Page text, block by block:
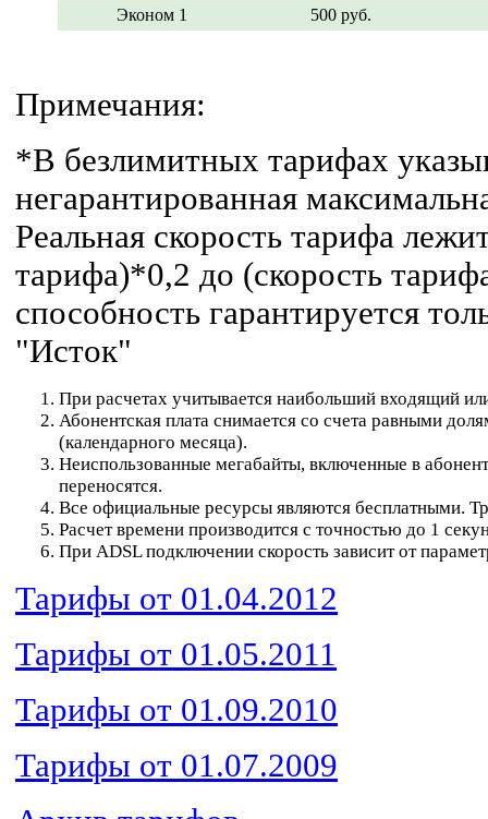
Эконом 1
500 руб.
Примечания:
*В безлимитных тарифах
негарантированная
Реальная скорость тарифа
тарифа)*0,2 до (скорость
способность гарантируется
"Исток"
При расчетах учитывается наибольший входящий
Абонентская плата снимается со счета равными
(календарного месяца).
Неиспользованные мегабайты, включенные в
переносятся.
Все официальные ресурсы являются бесплатными.
Расчет времени производится с точностью до 1
При ADSL подключении скорость зависит от
Тарифы от 01.04.2012
Тарифы от 01.05.2011
Тарифы от 01.09.2010
Тарифы от 01.07.2009